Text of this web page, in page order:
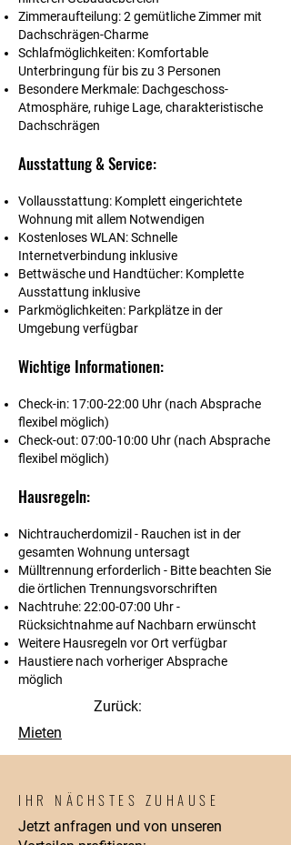
Zimmeraufteilung:2 gemütliche Zimmer mit
Dachschrägen-Charme
Schlafmöglichkeiten: Komfortable
Unterbringung für bis zu 3 Personen
Besondere Merkmale: Dachgeschoss-
Atmosphäre, ruhige Lage, charakteristische
Dachschrägen
Ausstattung & Service:
Vollausstattung: Komplett eingerichtete
Wohnung mit allem Notwendigen
Kostenloses WLAN:Schnelle
Internetverbindung inklusive
Bettwäsche und Handtücher: Komplette
Ausstattung inklusive
Parkmöglichkeiten: Parkplätze in der
Umgebung verfügbar
Wichtige Informationen:
Check-in: 17:00-22:00 Uhr (nach Absprache
flexibel möglich)
Check-out:07:00-10:00 Uhr (nach Absprache
flexibel möglich)
Hausregeln:
Nichtraucherdomizil - Rauchen ist in der
gesamten Wohnung untersagt
Mülltrennung erforderlich - Bitte beachten Sie
die örtlichen Trennungsvorschriften
Nachtruhe:22:00-07:00 Uhr -
Rücksichtnahme auf Nachbarn erwünscht
Weitere Hausregeln vor Ort verfügbar
Haustiere nach vorheriger Absprache
möglich
Zurück:
Mieten
IHR NÄCHSTES ZUHAUSE
Jetzt anfragen und von unseren